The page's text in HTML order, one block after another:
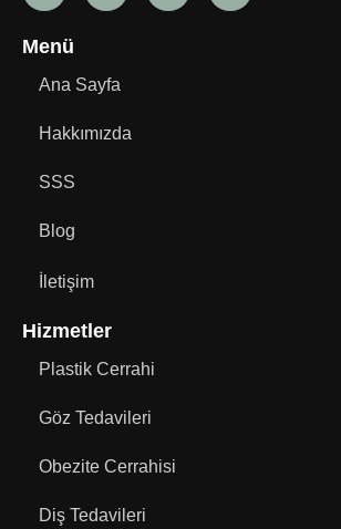
Menü
Ana Sayfa
Hakkımızda
SSS
Blog
İletişim
Hizmetler
Plastik Cerrahi
Göz Tedavileri
Obezite Cerrahisi
Diş Tedavileri